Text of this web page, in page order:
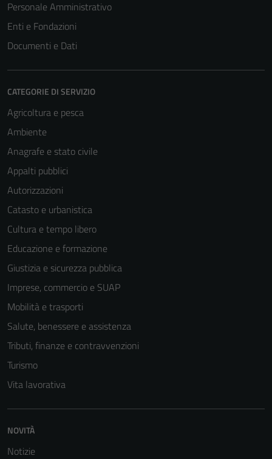
Personale Amministrativo
Enti e Fondazioni
Documenti e Dati
CATEGORIE DI SERVIZIO
Agricoltura e pesca
Ambiente
Anagrafe e stato civile
Appalti pubblici
Autorizzazioni
Catasto e urbanistica
Cultura e tempo libero
Educazione e formazione
Giustizia e sicurezza pubblica
Imprese, commercio e SUAP
Mobilità e trasporti
Salute, benessere e assistenza
Tributi, finanze e contravvenzioni
Turismo
Vita lavorativa
NOVITÀ
Notizie
Tecnici